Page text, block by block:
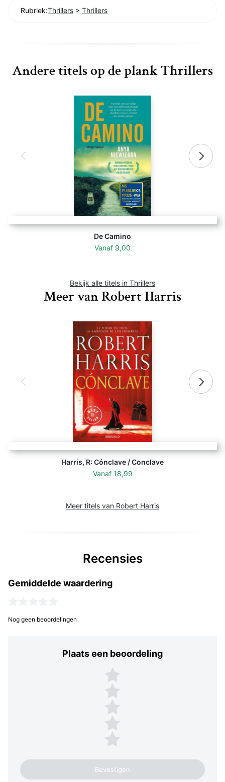
Rubriek:Thrillers > Thrillers
Andere titels op de plank Thrillers
De Camino
Vanaf 9,00
Bekijk alle titels in Thrillers
Meer van Robert Harris
Harris, R: Cónclave / Conclave
Vanaf 18,99
Meer titels van Robert Harris
Recensies
Gemiddelde waardering
Nog geen beoordelingen
Plaats een beoordeling
Plaats een beoordeling
5 sterren
4 sterren
3 sterren
2 sterren
1 ster